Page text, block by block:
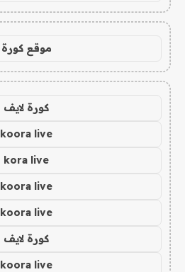
موقع كورة
كورة لايف
koora live
kora live
koora live
koora live
كورة لايف
koora live